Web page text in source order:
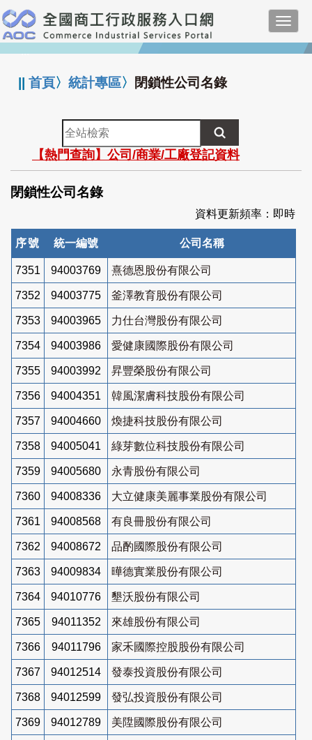
跳
到
主
要
:::
||首頁〉統計專區〉 閉鎖性公司名錄
全
站
檢
索
【熱門查詢】公司/商業/工廠登記資料
閉鎖性公司名錄
資料更新頻率：即時
序號 統一編號 公司名稱
7351 94003769 熹德恩股份有限公司
7352 94003775 釜澤教育股份有限公司
7353 94003965 力仕台灣股份有限公司
7354 94003986 愛健康國際股份有限公司
7355 94003992 昇豐榮股份有限公司
7356 94004351 韓風潔膚科技股份有限公司
7357 94004660 煥捷科技股份有限公司
7358 94005041 綠芽數位科技股份有限公司
7359 94005680 永青股份有限公司
7360 94008336 大立健康美麗事業股份有限公司
7361 94008568 有良冊股份有限公司
7362 94008672 品酌國際股份有限公司
7363 94009834 曄德實業股份有限公司
7364 94010776 墾沃股份有限公司
7365 94011352 來雄股份有限公司
7366 94011796 家禾國際控股股份有限公司
7367 94012514 發泰投資股份有限公司
7368 94012599 發弘投資股份有限公司
7369 94012789 美陞國際股份有限公司